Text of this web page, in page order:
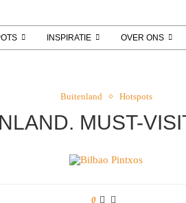
INSPIRATIE OVER ONS
Buitenland Hotspots
MUST-
0